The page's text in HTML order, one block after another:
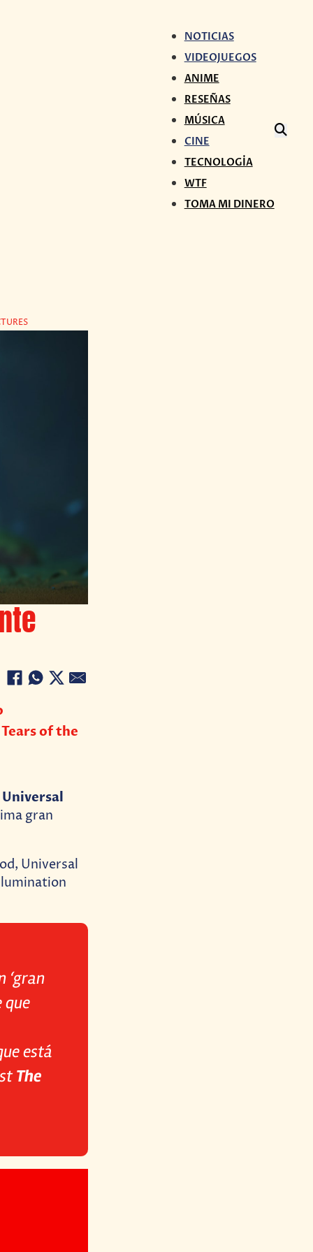
NOTICIAS
VIDEOJUEGOS
ANIME
RESEÑAS
MÚSICA
CINE
TECNOLOGÍA
WTF
TOMA MI DINERO
of the
Universal
gran
Universal
‘gran
que
está
The